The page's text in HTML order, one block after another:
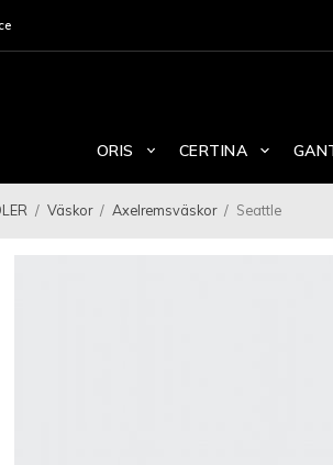
ORIS CERTINA
/ Väskor / Axelremsväskor / Seattle